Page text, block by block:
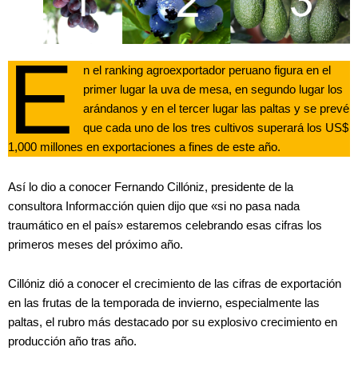
E
n el ranking agroexportador peruano figura en el
primer lugar la uva de mesa, en segundo lugar los
arándanos y en el tercer lugar las paltas y se prevé
que cada uno de los tres cultivos superará los US$
1,000 millones en exportaciones a fines de este año.
Así lo dio a conocer Fernando Cillóniz, presidente de la
consultora Informacción quien dijo que «si no pasa nada
traumático en el país» estaremos celebrando esas cifras los
primeros meses del próximo año.
Cillóniz dió a conocer el crecimiento de las cifras de exportación
en las frutas de la temporada de invierno, especialmente las
paltas, el rubro más destacado por su explosivo crecimiento en
producción año tras año.